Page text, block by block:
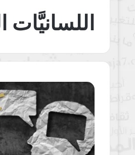
اللسانيَّات